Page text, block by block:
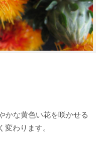
かな黄色い花を咲かせる
わります。